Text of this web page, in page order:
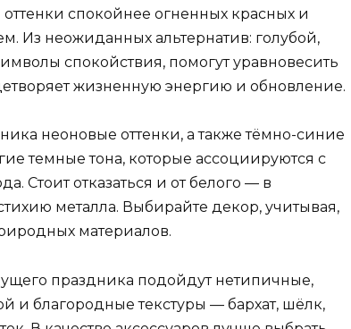
спокойнее огненных красных и
Из неожиданных альтернатив: голубой,
спокойствия, помогут уравновесить
жизненную энергию и обновление.
неоновые оттенки, а также тёмно-синие
темные тона, которые ассоциируются с
Стоит отказаться и от белого — в
металла. Выбирайте декор, учитывая,
материалов.
праздника подойдут нетипичные,
и благородные текстуры — бархат, шёлк,